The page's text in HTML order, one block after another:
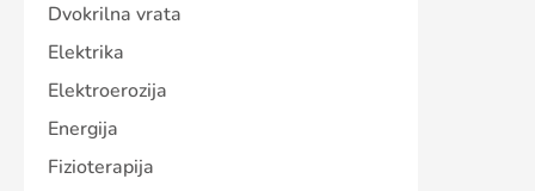
Dvokrilna vrata
Elektrika
Elektroerozija
Energija
Fizioterapija